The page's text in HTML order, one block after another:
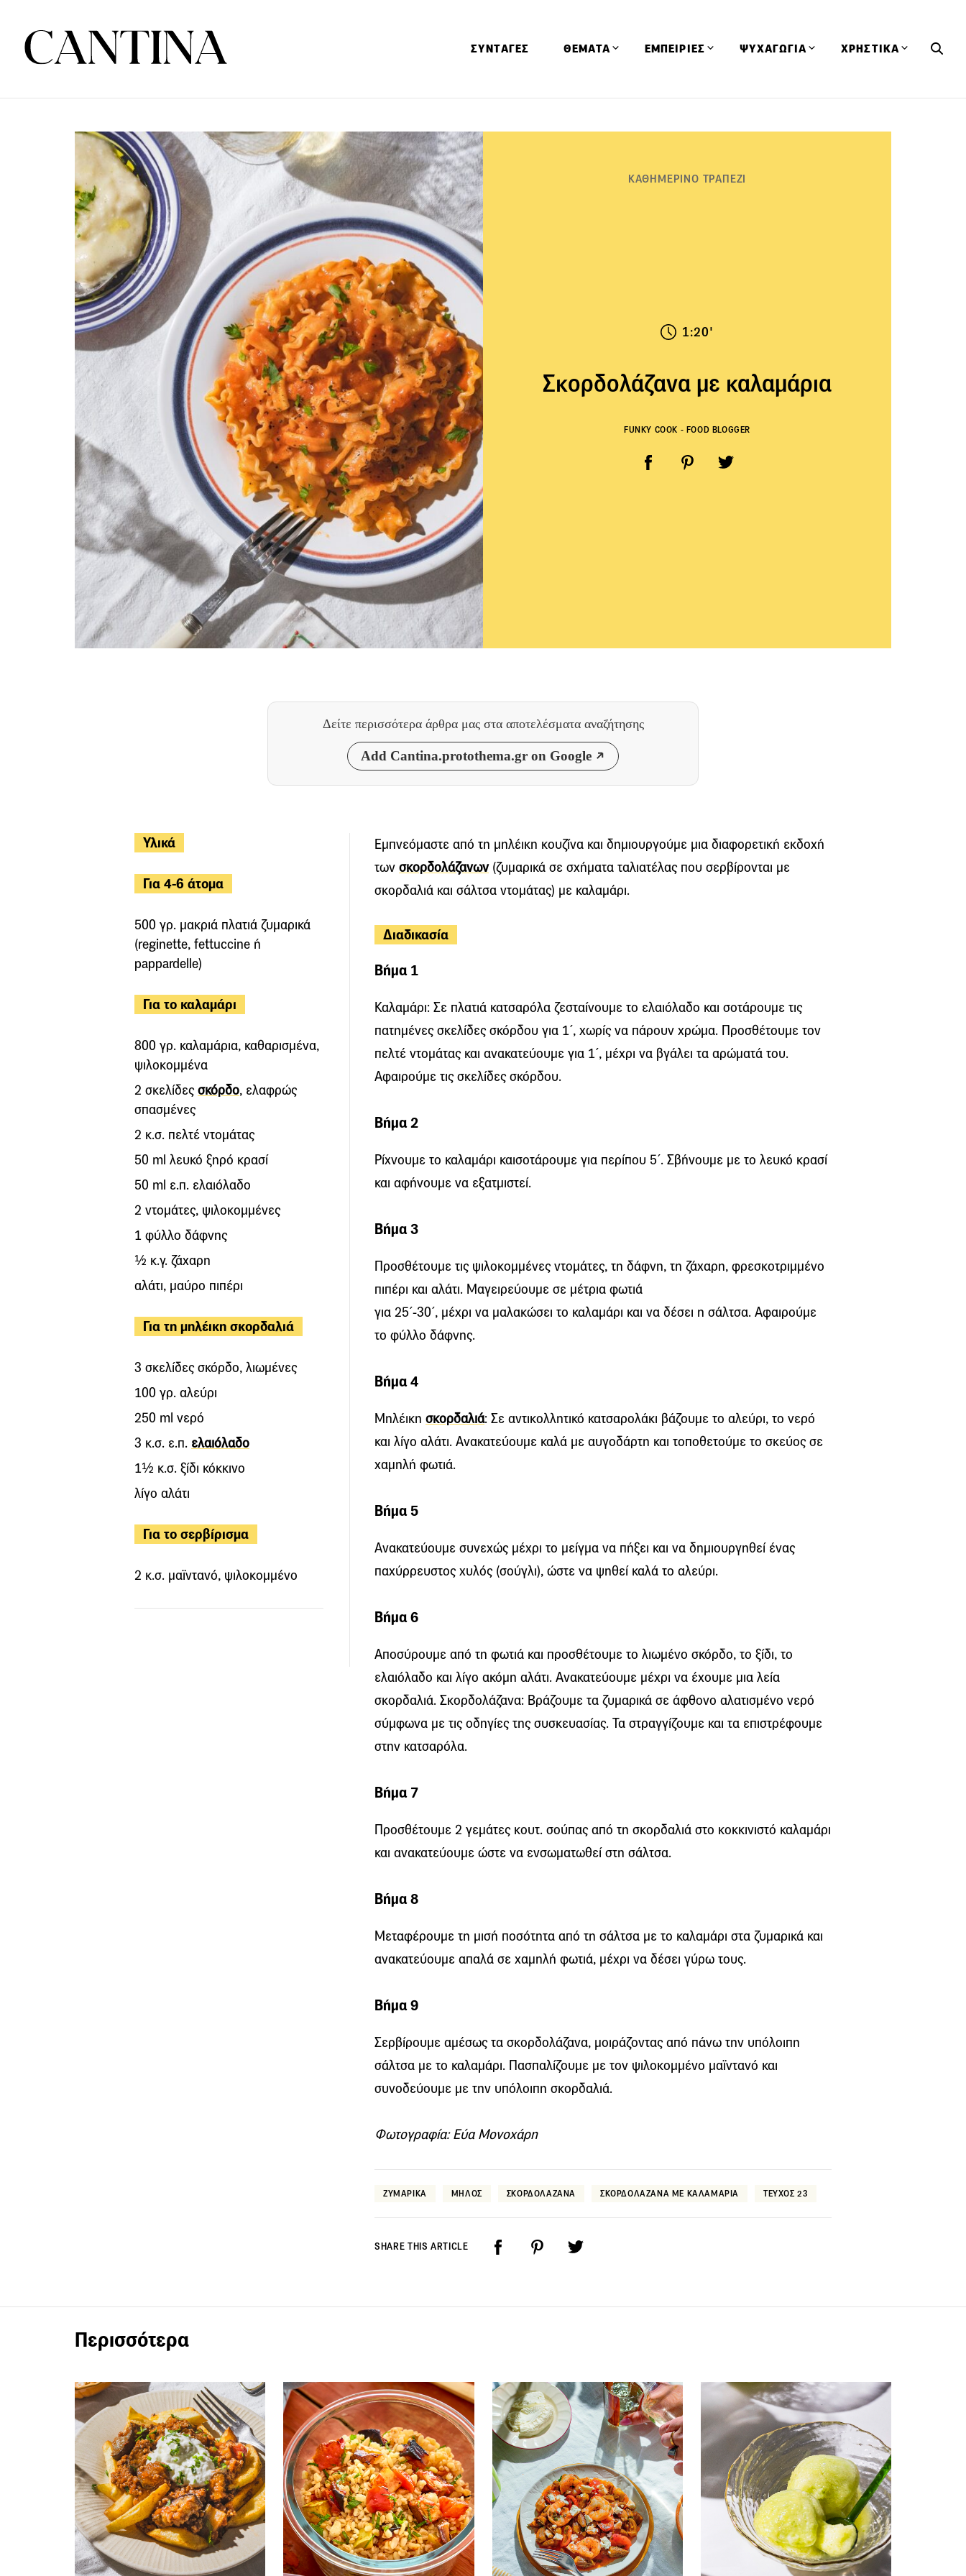
ΣΥΝΤΑΓΕΣ ΘΕΜΑΤΑ ΕΜΠΕΙΡΙΕΣ ΨΥΧΑΓΩΓΙΑ ΧΡΗΣΤΙΚΑ
ΚΑΘΗΜΕΡΙΝΟ ΤΡΑΠΕΖΙ
1:20'
Σκορδολάζανα με καλαμάρια
FUNKY COOK - FOOD BLOGGER
Δείτε περισσότερα άρθρα μας στα αποτελέσματα αναζήτησης
Add Cantina.protothema.gr on Google
Υλικά
Για 4-6 άτομα
500 γρ. μακριά πλατιά ζυμαρικά
(reginette, fettuccine ή
pappardelle)
Για το καλαμάρι
800 γρ. καλαμάρια, καθαρισμένα,
ψιλοκομμένα
2 σκελίδες σκόρδο, ελαφρώς
σπασμένες
2 κ.σ. πελτέ ντομάτας
50 ml λευκό ξηρό κρασί
50 ml ε.π. ελαιόλαδο
2 ντομάτες, ψιλοκομμένες
1 φύλλο δάφνης
½ κ.γ. ζάχαρη
αλάτι, μαύρο πιπέρι
Για τη μηλέικη σκορδαλιά
3 σκελίδες σκόρδο, λιωμένες
100 γρ. αλεύρι
250 ml νερό
3 κ.σ. ε.π. ελαιόλαδο
1½ κ.σ. ξίδι κόκκινο
λίγο αλάτι
Για το σερβίρισμα
2 κ.σ. μαϊντανό, ψιλοκομμένο
Εμπνεόμαστε από τη μηλέικη κουζίνα και δημιουργούμε μια διαφορετική εκδοχή
των σκορδολάζανων(ζυμαρικά σε σχήματα ταλιατέλας που σερβίρονται με
σκορδαλιά και σάλτσα ντομάτας) με καλαμάρι.
Διαδικασία
Βήμα 1
Καλαμάρι: Σε πλατιά κατσαρόλα ζεσταίνουμε το ελαιόλαδο και σοτάρουμε τις
πατημένες σκελίδες σκόρδου για 1΄, χωρίς να πάρουν χρώμα. Προσθέτουμε τον
πελτέ ντομάτας και ανακατεύουμε για 1΄, μέχρι να βγάλει τα αρώματά του.
Αφαιρούμε τις σκελίδες σκόρδου.
Βήμα 2
Ρίχνουμε το καλαμάρι καισοτάρουμε για περίπου 5΄. Σβήνουμε με το λευκό κρασί
και αφήνουμε να εξατμιστεί.
Βήμα 3
Προσθέτουμε τις ψιλοκομμένες ντομάτες, τη δάφνη, τη ζάχαρη, φρεσκοτριμμένο
πιπέρι και αλάτι. Μαγειρεύουμε σε μέτρια φωτιά
για 25΄-30΄, μέχρι να μαλακώσει το καλαμάρι και να δέσει η σάλτσα. Αφαιρούμε
το φύλλο δάφνης.
Βήμα 4
Μηλέικη σκορδαλιά: Σε αντικολλητικό κατσαρολάκι βάζουμε το αλεύρι, το νερό
και λίγο αλάτι. Ανακατεύουμε καλά με αυγοδάρτη και τοποθετούμε το σκεύος σε
χαμηλή φωτιά.
Βήμα 5
Ανακατεύουμε συνεχώς μέχρι το μείγμα να πήξει και να δημιουργηθεί ένας
παχύρρευστος χυλός (σούγλι), ώστε να ψηθεί καλά το αλεύρι.
Βήμα 6
Αποσύρουμε από τη φωτιά και προσθέτουμε το λιωμένο σκόρδο, το ξίδι, το
ελαιόλαδο και λίγο ακόμη αλάτι. Ανακατεύουμε μέχρι να έχουμε μια λεία
σκορδαλιά. Σκορδολάζανα: Βράζουμε τα ζυμαρικά σε άφθονο αλατισμένο νερό
σύμφωνα με τις οδηγίες της συσκευασίας. Τα στραγγίζουμε και τα επιστρέφουμε
στην κατσαρόλα.
Βήμα 7
Προσθέτουμε 2 γεμάτες κουτ. σούπας από τη σκορδαλιά στο κοκκινιστό καλαμάρι
και ανακατεύουμε ώστε να ενσωματωθεί στη σάλτσα.
Βήμα 8
Μεταφέρουμε τη μισή ποσότητα από τη σάλτσα με το καλαμάρι στα ζυμαρικά και
ανακατεύουμε απαλά σε χαμηλή φωτιά, μέχρι να δέσει γύρω τους.
Βήμα 9
Σερβίρουμε αμέσως τα σκορδολάζανα, μοιράζοντας από πάνω την υπόλοιπη
σάλτσα με το καλαμάρι. Πασπαλίζουμε με τον ψιλοκομμένο μαϊντανό και
συνοδεύουμε με την υπόλοιπη σκορδαλιά.
Φωτογραφία: Εύα Μονοχάρη
ΖΥΜΑΡΙΚΑ ΜΗΛΟΣ ΣΚΟΡΔΟΛΑΖΑΝΑ ΣΚΟΡΔΟΛΑΖΑΝΑ ΜΕ ΚΑΛΑΜΑΡΙΑ ΤΕΥΧΟΣ 23
SHARE THIS ARTICLE
Περισσότερα